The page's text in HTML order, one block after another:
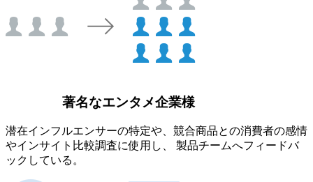
著名なエンタメ企業様
潜在インフルエンサーの特定や、競合商品との消費者の感情
やインサイト比較調査に使用し、 製品チームへフィードバ
ックしている。